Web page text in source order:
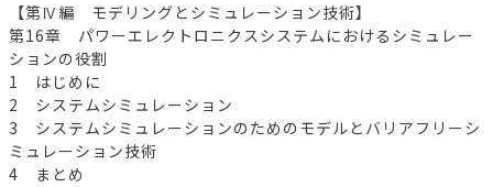
【第Ⅳ編 モデリングとシミュレーション技術】
第16章 パワーエレクトロニクスシステムにおけるシミュレー
ションの役割
1 はじめに
2 システムシミュレーション
3 システムシミュレーションのためのモデルとバリアフリーシ
ミュレーション技術
4 まとめ